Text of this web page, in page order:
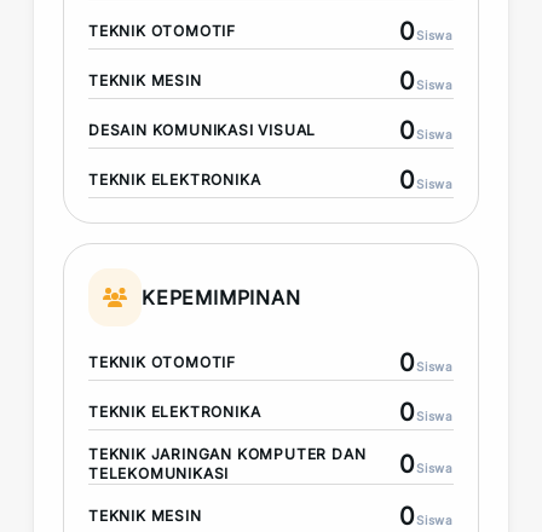
TEKNIK OTOMOTIF 0Siswa
TEKNIK MESIN 0Siswa
DESAIN KOMUNIKASI VISUAL 0Siswa
TEKNIK ELEKTRONIKA 0Siswa
KEPEMIMPINAN
TEKNIK OTOMOTIF 0Siswa
TEKNIK ELEKTRONIKA 0Siswa
TEKNIK JARINGAN KOMPUTER DAN
TELEKOMUNIKASI
0Siswa
TEKNIK MESIN 0Siswa